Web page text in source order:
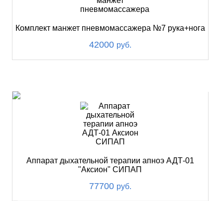
Комплект манжет пневмомассажера №7 рука+нога
42000 руб.
Аппарат дыхательной терапии апноэ АДТ-01
"Аксион" СИПАП
77700 руб.